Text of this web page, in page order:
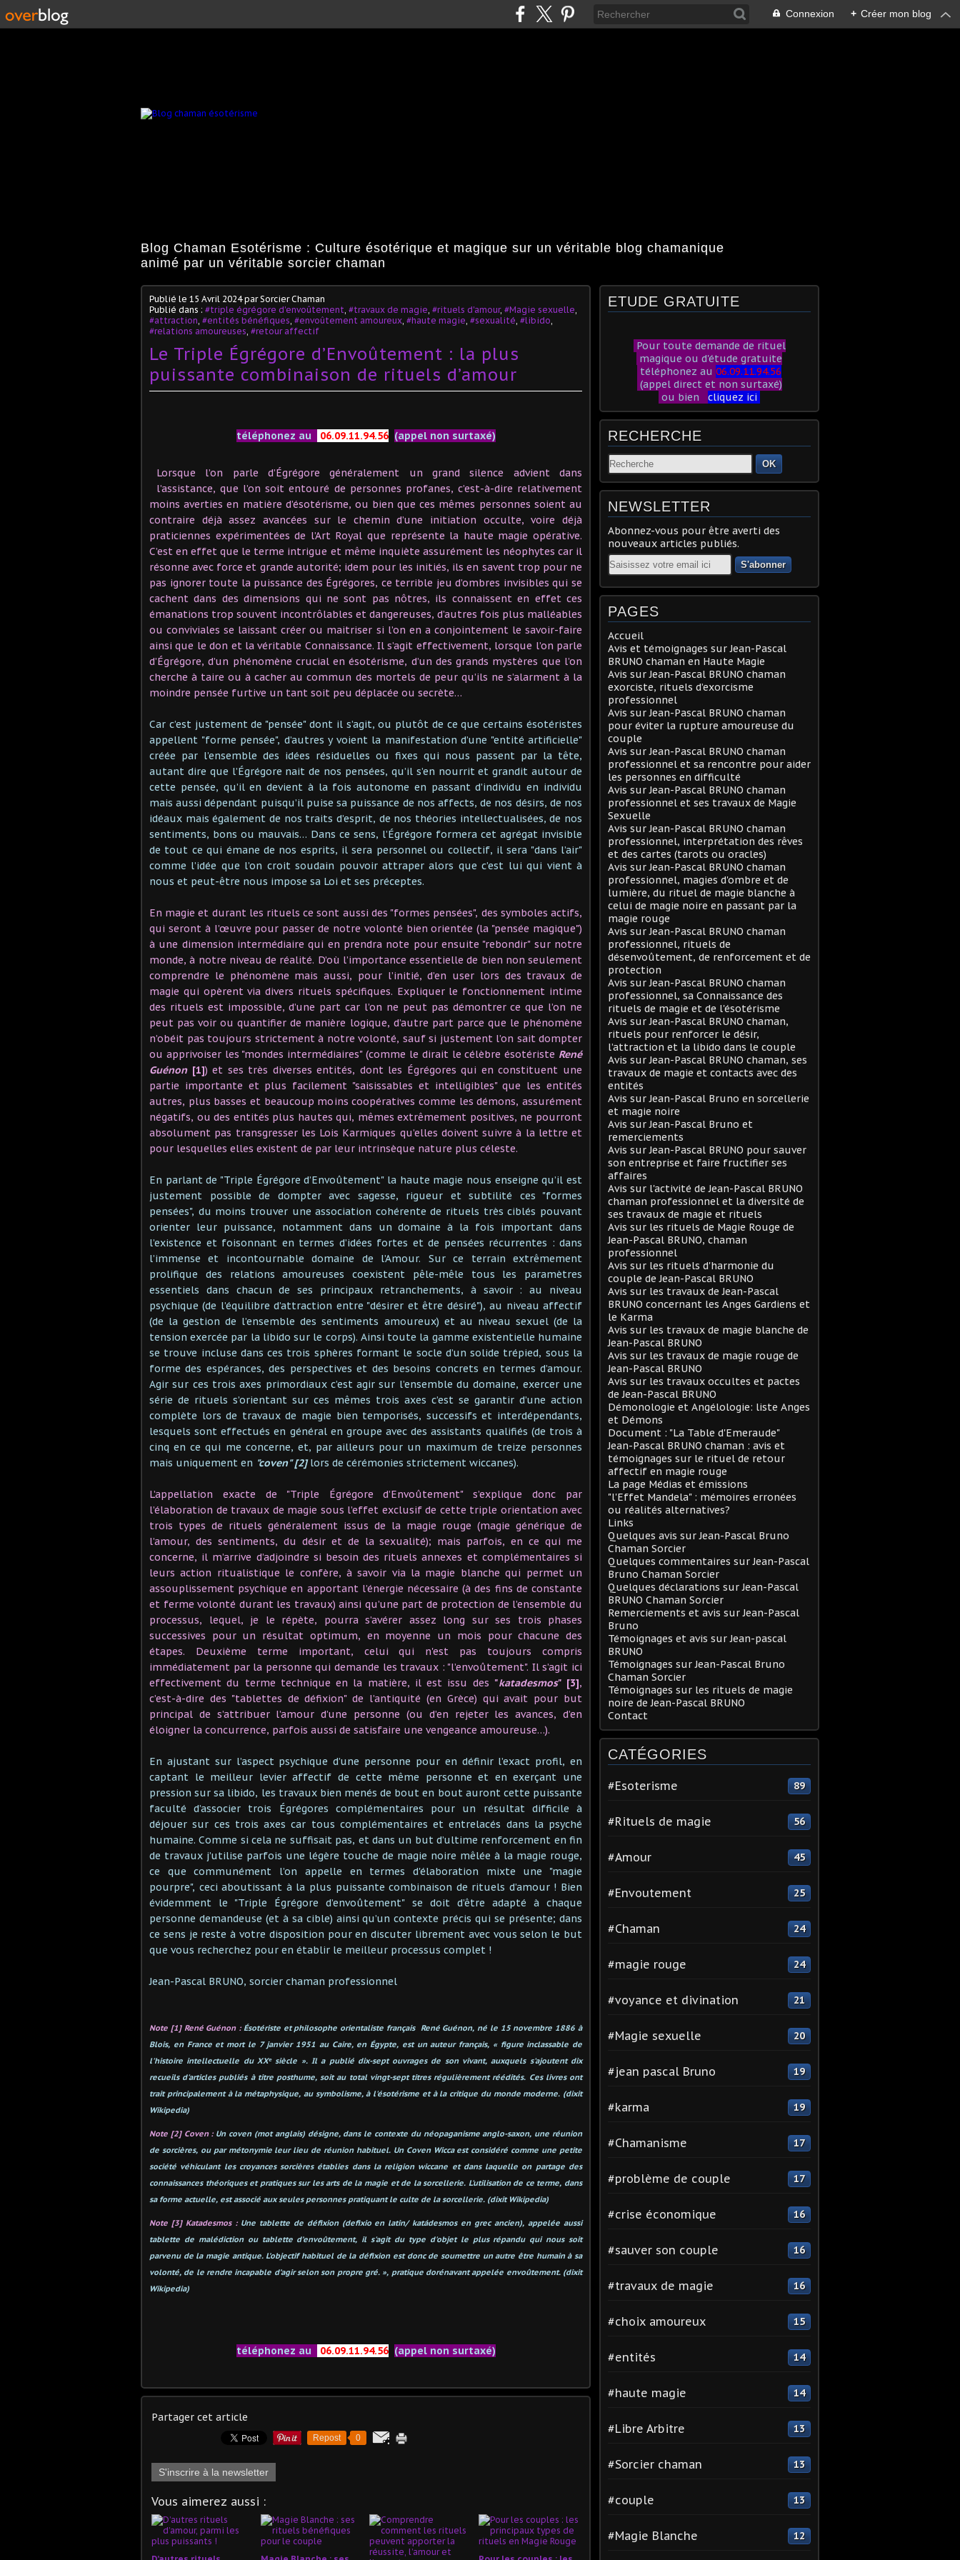
Connexion + Créer mon blog
Blog Chaman Esotérisme : Culture ésotérique et magique sur un véritable blog chamanique
animé par un véritable sorcier chaman
Publié le 15 Avril 2024par Sorcier Chaman
Publié dans : #triple égrégore d'envoûtement #travaux de magie #rituels d'amour, #Magie sexuelle
#attraction #entités bénéfiques #envoûtement amoureux #haute magie #sexualité #libido
#relations amoureuses #retour affectif
Le Triple Égrégore d’Envoûtement : la plus
puissante combinaison de rituels d’amour
téléphonez au 06.09.11.94.56 (appel non surtaxé)
Lorsque l’on parle d’Égrégore généralement un grand silence advient dans
l’assistance, que l’on soit entouré de personnes profanes, c’est-à-dire relativement
moins averties en matière d’ésotérisme, ou bien que ces mêmes personnes soient au
contraire déjà assez avancées sur le chemin d’une initiation occulte, voire déjà
praticiennes expérimentées de l’Art Royal que représente la haute magie opérative.
C’est en effet que le terme intrigue et même inquiète assurément les néophytes car il
résonne avec force et grande autorité; idem pour les initiés, ils en savent trop pour ne
pas ignorer toute la puissance des Égrégores, ce terrible jeu d’ombres invisibles qui se
cachent dans des dimensions qui ne sont pas nôtres, ils connaissent en effet ces
émanations trop souvent incontrôlables et dangereuses, d’autres fois plus malléables
ou conviviales se laissant créer ou maitriser si l’on en a conjointement le savoir-faire
ainsi que le don et la véritable Connaissance. Il s’agit effectivement, lorsque l’on parle
d’Égrégore, d’un phénomène crucial en ésotérisme, d’un des grands mystères que l’on
cherche à taire ou à cacher au commun des mortels de peur qu’ils ne s’alarment à la
moindre pensée furtive un tant soit peu déplacée ou secrète…
Car c’est justement de "pensée" dont il s’agit, ou plutôt de ce que certains ésotéristes
appellent "forme pensée", d’autres y voient la manifestation d’une "entité artificielle"
créée par l’ensemble des idées résiduelles ou fixes qui nous passent par la tête,
autant dire que l’Égrégore nait de nos pensées, qu’il s’en nourrit et grandit autour de
cette pensée, qu’il en devient à la fois autonome en passant d’individu en individu
mais aussi dépendant puisqu’il puise sa puissance de nos affects, de nos désirs, de nos
idéaux mais également de nos traits d’esprit, de nos théories intellectualisées, de nos
sentiments, bons ou mauvais… Dans ce sens, l’Égrégore formera cet agrégat invisible
de tout ce qui émane de nos esprits, il sera personnel ou collectif, il sera "dans l’air"
comme l’idée que l’on croit soudain pouvoir attraper alors que c’est lui qui vient à
nous et peut-être nous impose sa Loi et ses préceptes.
En magie et durant les rituels ce sont aussi des "formes pensées", des symboles actifs,
qui seront à l’œuvre pour passer de notre volonté bien orientée (la "pensée magique")
à une dimension intermédiaire qui en prendra note pour ensuite "rebondir" sur notre
monde, à notre niveau de réalité. D’où l’importance essentielle de bien non seulement
comprendre le phénomène mais aussi, pour l’initié, d’en user lors des travaux de
magie qui opèrent via divers rituels spécifiques. Expliquer le fonctionnement intime
des rituels est impossible, d’une part car l’on ne peut pas démontrer ce que l’on ne
peut pas voir ou quantifier de manière logique, d’autre part parce que le phénomène
n’obéit pas toujours strictement à notre volonté, sauf si justement l’on sait dompter
ou apprivoiser les "mondes intermédiaires" (comme le dirait le célèbre ésotériste René
Guénon[1]) et ses très diverses entités, dont les Égrégores qui en constituent une
partie importante et plus facilement "saisissables et intelligibles" que les entités
autres, plus basses et beaucoup moins coopératives comme les démons, assurément
négatifs, ou des entités plus hautes qui, mêmes extrêmement positives, ne pourront
absolument pas transgresser les Lois Karmiques qu’elles doivent suivre à la lettre et
pour lesquelles elles existent de par leur intrinsèque nature plus céleste.
En parlant de "Triple Égrégore d’Envoûtement" la haute magie nous enseigne qu’il est
justement possible de dompter avec sagesse, rigueur et subtilité ces "formes
pensées", du moins trouver une association cohérente de rituels très ciblés pouvant
orienter leur puissance, notamment dans un domaine à la fois important dans
l’existence et foisonnant en termes d’idées fortes et de pensées récurrentes : dans
l’immense et incontournable domaine de l’Amour. Sur ce terrain extrêmement
prolifique des relations amoureuses coexistent pêle-mêle tous les paramètres
essentiels dans chacun de ses principaux retranchements, à savoir : au niveau
psychique (de l’équilibre d’attraction entre "désirer et être désiré"), au niveau affectif
(de la gestion de l’ensemble des sentiments amoureux) et au niveau sexuel (de la
tension exercée par la libido sur le corps). Ainsi toute la gamme existentielle humaine
se trouve incluse dans ces trois sphères formant le socle d’un solide trépied, sous la
forme des espérances, des perspectives et des besoins concrets en termes d’amour.
Agir sur ces trois axes primordiaux c’est agir sur l’ensemble du domaine, exercer une
série de rituels s’orientant sur ces mêmes trois axes c’est se garantir d’une action
complète lors de travaux de magie bien temporisés, successifs et interdépendants,
lesquels sont effectués en général en groupe avec des assistants qualifiés (de trois à
cinq en ce qui me concerne, et, par ailleurs pour un maximum de treize personnes
mais uniquement en "coven" [2]lors de cérémonies strictement wiccanes).
L’appellation exacte de "Triple Égrégore d’Envoûtement" s’explique donc par
l’élaboration de travaux de magie sous l’effet exclusif de cette triple orientation avec
trois types de rituels généralement issus de la magie rouge (magie générique de
l’amour, des sentiments, du désir et de la sexualité); mais parfois, en ce qui me
concerne, il m’arrive d’adjoindre si besoin des rituels annexes et complémentaires si
leurs action ritualistique le confère, à savoir via la magie blanche qui permet un
assouplissement psychique en apportant l’énergie nécessaire (à des fins de constante
et ferme volonté durant les travaux) ainsi qu’une part de protection de l’ensemble du
processus, lequel, je le répète, pourra s’avérer assez long sur ses trois phases
successives pour un résultat optimum, en moyenne un mois pour chacune des
étapes. Deuxième terme important, celui qui n'est pas toujours compris
immédiatement par la personne qui demande les travaux : "l’envoûtement". Il s’agit ici
effectivement du terme technique en la matière, il est issu des "katadesmos" [3],
c’est-à-dire des "tablettes de défixion" de l’antiquité (en Grèce) qui avait pour but
principal de s’attribuer l’amour d’une personne (ou d’en rejeter les avances, d’en
éloigner la concurrence, parfois aussi de satisfaire une vengeance amoureuse…).
En ajustant sur l’aspect psychique d’une personne pour en définir l’exact profil, en
captant le meilleur levier affectif de cette même personne et en exerçant une
pression sur sa libido, les travaux bien menés de bout en bout auront cette puissante
faculté d’associer trois Égrégores complémentaires pour un résultat difficile à
déjouer sur ces trois axes car tous complémentaires et entrelacés dans la psyché
humaine. Comme si cela ne suffisait pas, et dans un but d’ultime renforcement en fin
de travaux j’utilise parfois une légère touche de magie noire mêlée à la magie rouge,
ce que communément l’on appelle en termes d'élaboration mixte une "magie
pourpre", ceci aboutissant à la plus puissante combinaison de rituels d’amour ! Bien
évidemment le "Triple Égrégore d’envoûtement" se doit d’être adapté à chaque
personne demandeuse (et à sa cible) ainsi qu’un contexte précis qui se présente; dans
ce sens je reste à votre disposition pour en discuter librement avec vous selon le but
que vous recherchez pour en établir le meilleur processus complet !
Jean-Pascal BRUNO, sorcier chaman professionnel
Note [1] René Guénon : Ésotériste et philosophe orientaliste français René Guénon, né le 15 novembre 1886 à
Blois, en France et mort le 7 janvier 1951 au Caire, en Égypte, est un auteur français, « figure inclassable de
l'histoire intellectuelle du XXᵉ siècle ». Il a publié dix-sept ouvrages de son vivant, auxquels s'ajoutent dix
recueils d'articles publiés à titre posthume, soit au total vingt-sept titres régulièrement réédités. Ces livres ont
trait principalement à la métaphysique, au symbolisme, à l'ésotérisme et à la critique du monde moderne. (dixit
Wikipedia)
Note [2] Coven : Un coven (mot anglais) désigne, dans le contexte du néopaganisme anglo-saxon, une réunion
de sorcières, ou par métonymie leur lieu de réunion habituel. Un Coven Wicca est considéré comme une petite
société véhiculant les croyances sorcières établies dans la religion wiccane et dans laquelle on partage des
connaissances théoriques et pratiques sur les arts de la magie et de la sorcellerie. L'utilisation de ce terme, dans
sa forme actuelle, est associé aux seules personnes pratiquant le culte de la sorcellerie. (dixit Wikipedia)
Note [3] Katadesmos : Une tablette de défixion (defixio en latin/ katádesmos en grec ancien), appelée aussi
tablette de malédiction ou tablette d’envoûtement, il s'agit du type d'objet le plus répandu qui nous soit
parvenu de la magie antique. L’objectif habituel de la défixion est donc de soumettre un autre être humain à sa
volonté, de le rendre incapable d’agir selon son propre gré. », pratique dorénavant appelée envoûtement. (dixit
Wikipedia)
téléphonez au 06.09.11.94.56 (appel non surtaxé)
Partager cet article
Repost 0
S'inscrire à la newsletter
Vous aimerez aussi :
ETUDE GRATUITE
Pour toute demande de rituel
magique ou d'étude gratuite
téléphonez au 06.09.11.94.56
(appel direct et non surtaxé)
ou bien cliquez ici
RECHERCHE
OK
NEWSLETTER
Abonnez-vous pour être averti des
nouveaux articles publiés.
Email
PAGES
Accueil
Avis et témoignages sur Jean-Pascal
BRUNO chaman en Haute Magie
Avis sur Jean-Pascal BRUNO chaman
exorciste, rituels d’exorcisme
professionnel
Avis sur Jean-Pascal BRUNO chaman
pour éviter la rupture amoureuse du
couple
Avis sur Jean-Pascal BRUNO chaman
professionnel et sa rencontre pour aider
les personnes en difficulté
Avis sur Jean-Pascal BRUNO chaman
professionnel et ses travaux de Magie
Sexuelle
Avis sur Jean-Pascal BRUNO chaman
professionnel, interprétation des rêves
et des cartes (tarots ou oracles)
Avis sur Jean-Pascal BRUNO chaman
professionnel, magies d'ombre et de
lumière, du rituel de magie blanche à
celui de magie noire en passant par la
magie rouge
Avis sur Jean-Pascal BRUNO chaman
professionnel, rituels de
désenvoûtement, de renforcement et de
protection
Avis sur Jean-Pascal BRUNO chaman
professionnel, sa Connaissance des
rituels de magie et de l'ésotérisme
Avis sur Jean-Pascal BRUNO chaman,
rituels pour renforcer le désir,
l’attraction et la libido dans le couple
Avis sur Jean-Pascal BRUNO chaman, ses
travaux de magie et contacts avec des
entités
Avis sur Jean-Pascal Bruno en sorcellerie
et magie noire
Avis sur Jean-Pascal Bruno et
remerciements
Avis sur Jean-Pascal BRUNO pour sauver
son entreprise et faire fructifier ses
affaires
Avis sur l'activité de Jean-Pascal BRUNO
chaman professionnel et la diversité de
ses travaux de magie et rituels
Avis sur les rituels de Magie Rouge de
Jean-Pascal BRUNO, chaman
professionnel
Avis sur les rituels d'harmonie du
couple de Jean-Pascal BRUNO
Avis sur les travaux de Jean-Pascal
BRUNO concernant les Anges Gardiens et
le Karma
Avis sur les travaux de magie blanche de
Jean-Pascal BRUNO
Avis sur les travaux de magie rouge de
Jean-Pascal BRUNO
Avis sur les travaux occultes et pactes
de Jean-Pascal BRUNO
Démonologie et Angélologie: liste Anges
et Démons
Document : "La Table d'Emeraude"
Jean-Pascal BRUNO chaman : avis et
témoignages sur le rituel de retour
affectif en magie rouge
La page Médias et émissions
"l'Effet Mandela" : mémoires erronées
ou réalités alternatives?
Links
Quelques avis sur Jean-Pascal Bruno
Chaman Sorcier
Quelques commentaires sur Jean-Pascal
Bruno Chaman Sorcier
Quelques déclarations sur Jean-Pascal
BRUNO Chaman Sorcier
Remerciements et avis sur Jean-Pascal
Bruno
Témoignages et avis sur Jean-pascal
BRUNO
Témoignages sur Jean-Pascal Bruno
Chaman Sorcier
Témoignages sur les rituels de magie
noire de Jean-Pascal BRUNO
Contact
CATÉGORIES
#Esoterisme 89
#Rituels de magie 56
#Amour 45
#Envoutement 25
#Chaman 24
#magie rouge 24
#voyance et divination 21
#Magie sexuelle 20
#jean pascal Bruno 19
#karma 19
#Chamanisme 17
#problème de couple 17
#crise économique 16
#sauver son couple 16
#travaux de magie 16
#choix amoureux 15
#entités 14
#haute magie 14
#Libre Arbitre 13
#Sorcier chaman 13
#couple 13
#Magie Blanche 12